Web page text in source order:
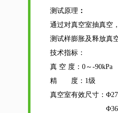
测试原理 ：
通过对真空室抽真空
测试样膨胀及释放真
技术指标：
真 空 度：0～-90kPa
精 度：1级
真空室有效尺寸：